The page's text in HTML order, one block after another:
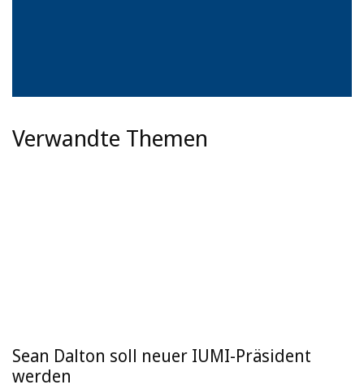
Verwandte Themen
Sean Dalton soll neuer IUMI-Präsident
werden